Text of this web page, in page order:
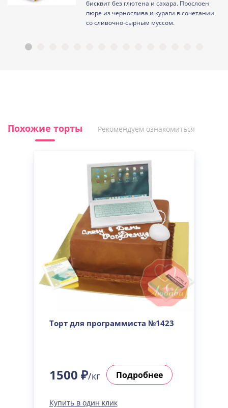
бисквит без глютена и сахара. Прослоен
пюре из чернослива и кураги в сочетании
со сливочно-сырным муссом.
Похожие торты Рекомендуем ознакомиться
Торт для программиста №1423
1500 ₽/кг Подробнее
Купить в один клик